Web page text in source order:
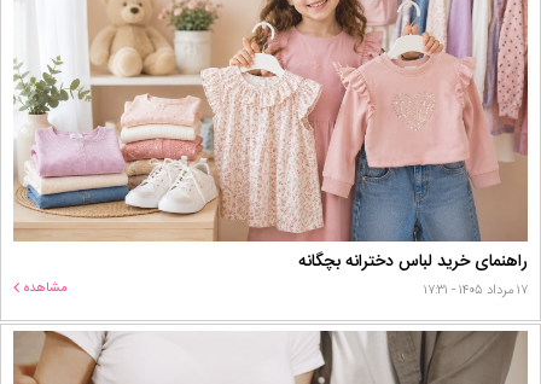
راهنمای خرید لباس دخترانه بچگانه
۱۷ مرداد ۱۴۰۵ - ۱۷:۳۱ مشاهده